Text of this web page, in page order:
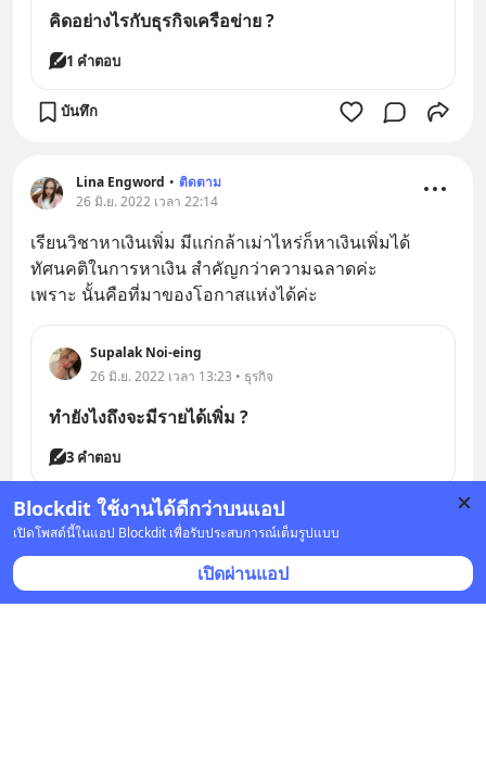
Blockdit ใช้งานได้ดีกว่าบนแอป
เปิดโพสต์นี้ในแอป Blockdit เพื่อรับประสบการณ์เต็มรูปแบบ
เปิดผ่านแอป
คิดอย่างไรกับธุรกิจเครือข่าย ?
1 คำตอบ
บันทึก
Lina Engword • ติดตาม
26 มิ.ย. 2022 เวลา 22:14
เรียนวิชาหาเงินเพิ่ม มีแก่กล้าเม่าไหร่ก็หาเงินเพิ่มได้
ทัศนคติในการหาเงิน สำคัญกว่าความฉลาดค่ะ
เพราะ นั้นคือที่มาของโอกาสแห่งได้ค่ะ
Supalak Noi-eing
26 มิ.ย. 2022 เวลา 13:23 • ธุรกิจ
ทำยังไงถึงจะมีรายได้เพิ่ม ?
3 คำตอบ
บันทึก
ติดตาม